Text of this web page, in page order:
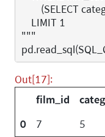
(SELECT
    LIMIT 1
"""
pd.read_sql(
Out[17]:
film_id
0
7 5